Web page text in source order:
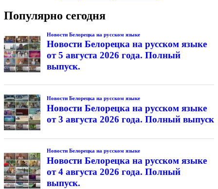
Популярно сегодня
Новости Белорецка на русском языке
Новости Белорецка на русском языке
от 5 августа 2026 года. Полный
выпуск.
Новости Белорецка на русском языке
Новости Белорецка на русском языке
от 3 августа 2026 года. Полный выпуск
Новости Белорецка на русском языке
Новости Белорецка на русском языке
от 4 августа 2026 года. Полный
выпуск.